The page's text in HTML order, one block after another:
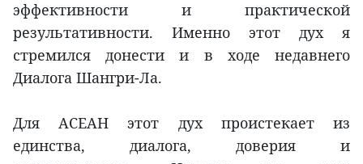
эффективности и практической
результативности. Именно этот дух я
стремился донести и в ходе недавнего
Диалога Шангри-Ла.
Для АСЕАН этот дух проистекает из
единства, диалога, доверия и